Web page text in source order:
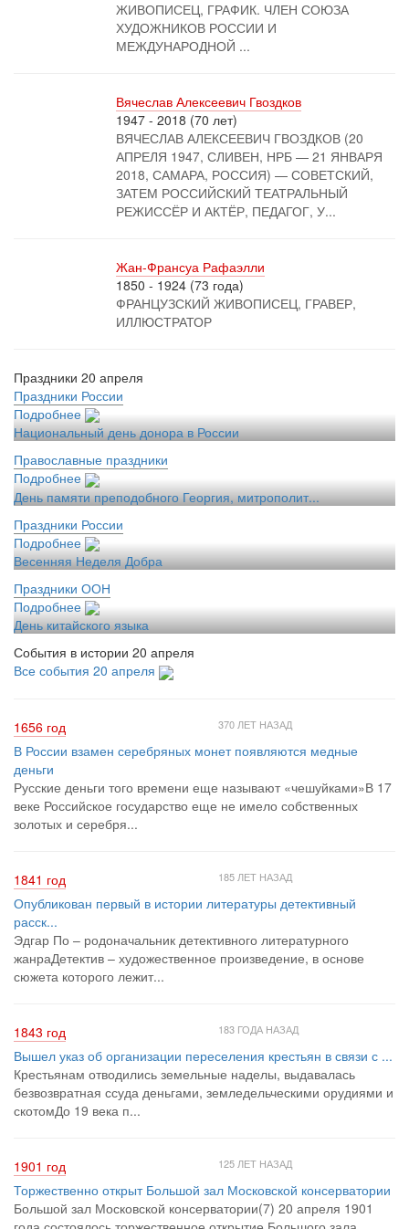
ЖИВОПИСЕЦ, ГРАФИК. ЧЛЕН СОЮЗА
ХУДОЖНИКОВ РОССИИ И
МЕЖДУНАРОДНОЙ ...
Вячеслав Алексеевич Гвоздков
1947 - 2018 (70 лет)
ВЯЧЕСЛАВ АЛЕКСЕЕВИЧ ГВОЗДКОВ (20
АПРЕЛЯ 1947, СЛИВЕН, НРБ — 21 ЯНВАРЯ
2018, САМАРА, РОССИЯ) — СОВЕТСКИЙ,
ЗАТЕМ РОССИЙСКИЙ ТЕАТРАЛЬНЫЙ
РЕЖИССЁР И АКТЁР, ПЕДАГОГ, У...
Жан-Франсуа Рафаэлли
1850 - 1924 (73 года)
ФРАНЦУЗСКИЙ ЖИВОПИСЕЦ, ГРАВЕР,
ИЛЛЮСТРАТОР
Праздники 20 апреля
Праздники России
Подробнее
Национальный день донора в России
Православные праздники
Подробнее
День памяти преподобного Георгия, митрополит...
Праздники России
Подробнее
Весенняя Неделя Добра
Праздники ООН
Подробнее
День китайского языка
События в истории 20 апреля
Все события 20 апреля
1656 год 370 ЛЕТ НАЗАД
В России взамен серебряных монет появляются медные
деньги
Русские деньги того времени еще называют «чешуйками»В 17
веке Российское государство еще не имело собственных
золотых и серебря...
1841 год 185 ЛЕТ НАЗАД
Опубликован первый в истории литературы детективный
расск...
Эдгар По – родоначальник детективного литературного
жанраДетектив – художественное произведение, в основе
сюжета которого лежит...
1843 год 183 ГОДА НАЗАД
Вышел указ об организации переселения крестьян в связи с ...
Крестьянам отводились земельные наделы, выдавалась
безвозвратная ссуда деньгами, земледельческими орудиями и
скотомДо 19 века п...
1901 год 125 ЛЕТ НАЗАД
Торжественно открыт Большой зал Московской консерватории
Большой зал Московской консерватории(7) 20 апреля 1901